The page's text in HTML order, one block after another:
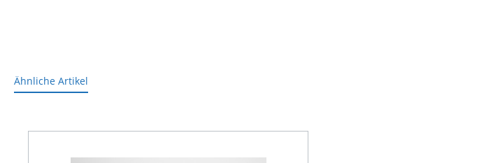
Ähnliche Artikel